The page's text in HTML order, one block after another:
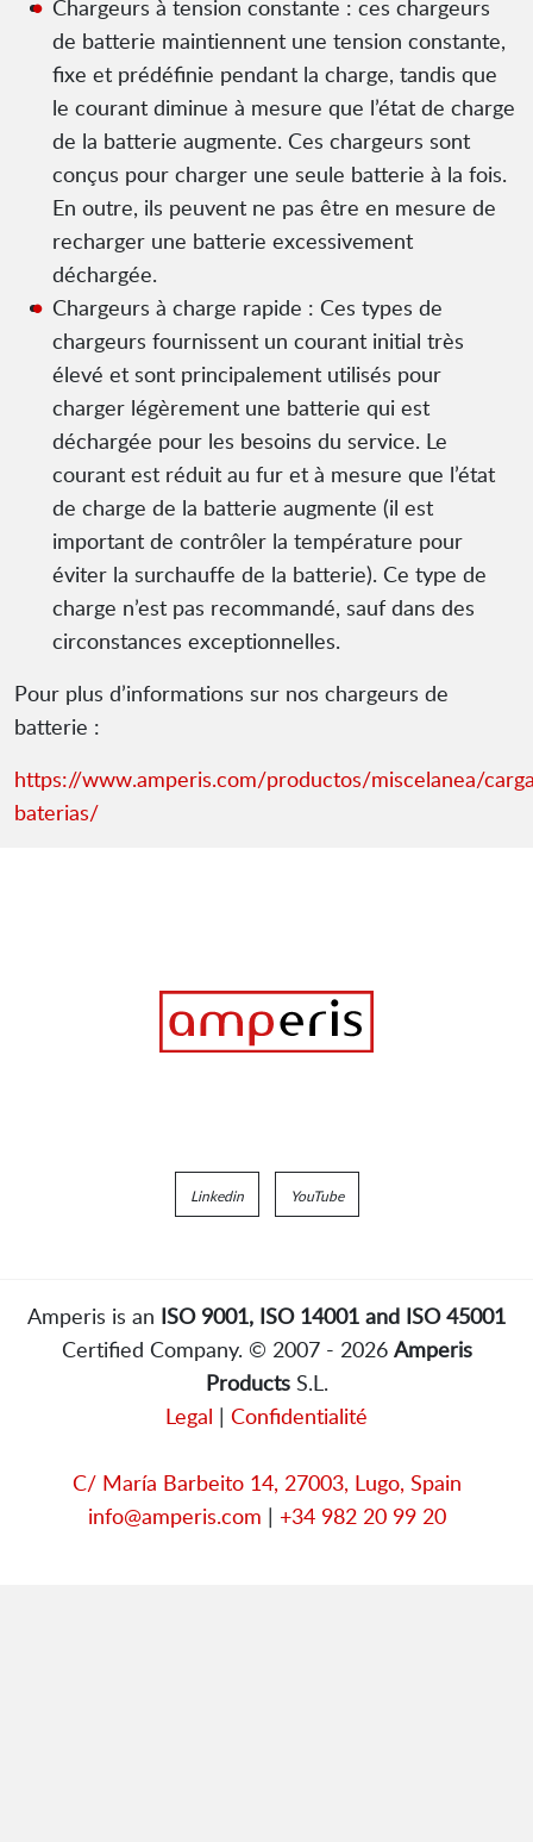
Chargeurs à tension constante : ces chargeurs
de batterie maintiennent une tension constante,
fixe et prédéfinie pendant la charge, tandis que
le courant diminue à mesure que l’état de charge
de la batterie augmente. Ces chargeurs sont
conçus pour charger une seule batterie à la fois.
En outre, ils peuvent ne pas être en mesure de
recharger une batterie excessivement
déchargée.
Chargeurs à charge rapide : Ces types de
chargeurs fournissent un courant initial très
élevé et sont principalement utilisés pour
charger légèrement une batterie qui est
déchargée pour les besoins du service. Le
courant est réduit au fur et à mesure que l’état
de charge de la batterie augmente (il est
important de contrôler la température pour
éviter la surchauffe de la batterie). Ce type de
charge n’est pas recommandé, sauf dans des
circonstances exceptionnelles.
Pour plus d’informations sur nos chargeurs de
batterie :
https://www.amperis.com/productos/miscelanea/
baterias/
Linkedin YouTube
Amperis is an ISO 9001, ISO 14001 and ISO 45001
Certified Company. © 2007 - 2026 Amperis
ProductsS.L.
Legal | Confidentialité
C/ María Barbeito 14, 27003, Lugo, Spain
info@amperis.com | +34 982 20 99 20